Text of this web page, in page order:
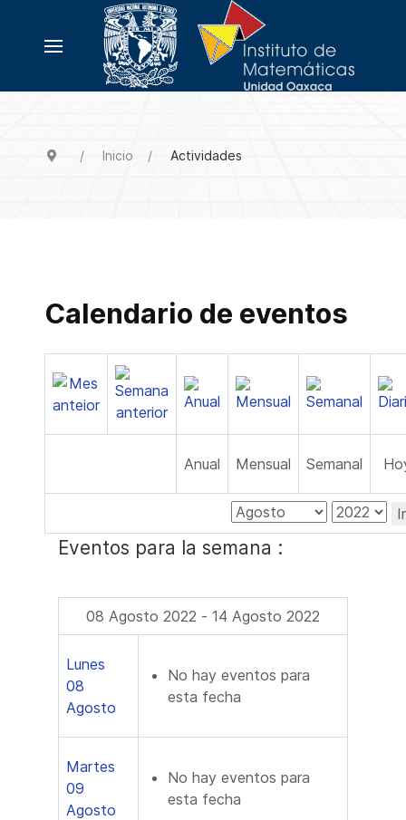
Inicio Actividades
Calendario de eventos
Anual Mensual Semanal
Eventos para la semana :
08 Agosto 2022 - 14 Agosto 2022
Lunes
08
Agosto
No hay eventos para
esta fecha
Martes
09
Agosto
No hay eventos para
esta fecha